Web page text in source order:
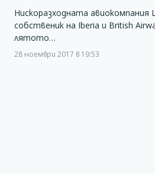
Нискоразходната авиокомпания
собственик на Iberia и British
лятото…
28 ноември 2017 в 19:53